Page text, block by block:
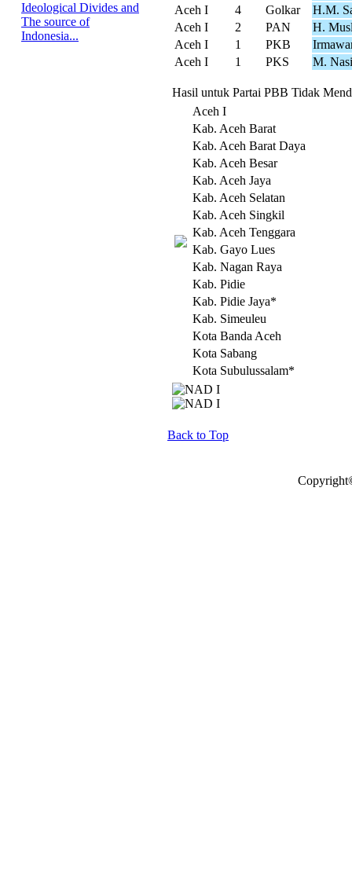
Ideological Divides and
The source of
Indonesia...
Aceh I
4 Golkar
H.M.
Aceh I
2 PAN
H.
Aceh I
1 PKB
Aceh I
1 PKS M.
Hasil untuk Partai PBB Tidak
Aceh I
Kab. Aceh Barat
Kab. Aceh Barat Daya
Kab. Aceh Besar
Kab. Aceh Jaya
Kab. Aceh Selatan
Kab. Aceh Singkil
Kab. Aceh Tenggara
Kab. Gayo Lues
Kab. Nagan Raya
Kab. Pidie
Kab. Pidie Jaya*
Kab. Simeuleu
Kota Banda Aceh
Kota Sabang
Kota Subulussalam*
Back to Top